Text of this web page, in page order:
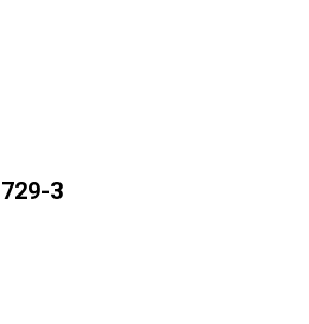
3